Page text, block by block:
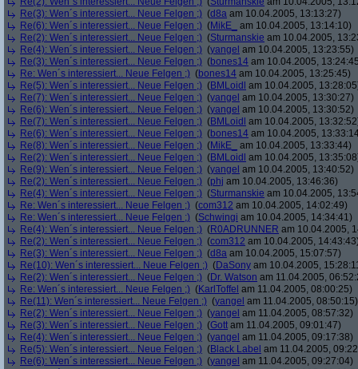
Re(3): Wen´s interessiert... Neue Felgen ;) (d8a am 10.04.2005, 13:13:27)
Re(6): Wen´s interessiert... Neue Felgen ;) (MikE_
am 10.04.2005, 13:14:10)
Re(2): Wen´s interessiert... Neue Felgen ;) (Sturmanskie am 10.04.2005,
Re(4): Wen´s interessiert... Neue Felgen ;) (yangel am 10.04.2005, 13:23:55)
Re(3): Wen´s interessiert... Neue Felgen ;) (bones14 am 10.04.2005,
Re: Wen´s interessiert... Neue Felgen ;) (bones14 am 10.04.2005, 13:25:45)
Re(5): Wen´s interessiert... Neue Felgen ;) (BMLoidl am 10.04.2005,
Re(7): Wen´s interessiert... Neue Felgen ;) (yangel am 10.04.2005, 13:30:27)
Re(6): Wen´s interessiert... Neue Felgen ;) (yangel am 10.04.2005, 13:30:52)
Re(7): Wen´s interessiert... Neue Felgen ;) (BMLoidl am 10.04.2005,
Re(6): Wen´s interessiert... Neue Felgen ;) (bones14 am 10.04.2005,
Re(8): Wen´s interessiert... Neue Felgen ;) (MikE_
am 10.04.2005, 13:33:44)
Re(2): Wen´s interessiert... Neue Felgen ;) (BMLoidl am 10.04.2005,
Re(9): Wen´s interessiert... Neue Felgen ;) (yangel am 10.04.2005, 13:40:52)
Re(2): Wen´s interessiert... Neue Felgen ;) (phj am 10.04.2005, 13:46:36)
Re(4): Wen´s interessiert... Neue Felgen ;) (Sturmanskie am 10.04.2005,
Re: Wen´s interessiert... Neue Felgen ;) (com312 am 10.04.2005, 14:02:49)
Re: Wen´s interessiert... Neue Felgen ;) (Schwingi am 10.04.2005, 14:34:41)
Re(4): Wen´s interessiert... Neue Felgen ;) (R0ADRUNNER am 10.04.2005,
Re(2): Wen´s interessiert... Neue Felgen ;) (com312 am 10.04.2005,
Re(3): Wen´s interessiert... Neue Felgen ;) (d8a am 10.04.2005, 15:07:57)
Re(10): Wen´s interessiert... Neue Felgen ;) (DaSony am 10.04.2005,
Re(2): Wen´s interessiert... Neue Felgen ;) (Dr. Watson am 11.04.2005,
Re: Wen´s interessiert... Neue Felgen ;) (KarlToffel am 11.04.2005, 08:00:25)
Re(11): Wen´s interessiert... Neue Felgen ;) (yangel am 11.04.2005, 08:50:15)
Re(2): Wen´s interessiert... Neue Felgen ;) (yangel am 11.04.2005, 08:57:32)
Re(3): Wen´s interessiert... Neue Felgen ;) (Gott am 11.04.2005, 09:01:47)
Re(4): Wen´s interessiert... Neue Felgen ;) (yangel am 11.04.2005, 09:17:38)
Re(5): Wen´s interessiert... Neue Felgen ;) (Black Label am 11.04.2005,
Re(6): Wen´s interessiert... Neue Felgen ;) (yangel am 11.04.2005, 09:27:04)